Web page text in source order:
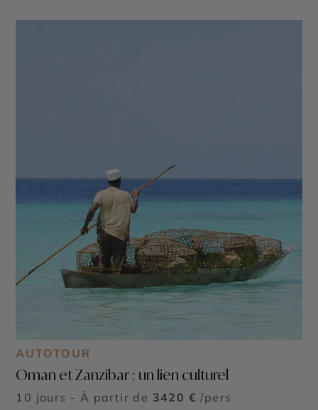
AUTOTOUR
Oman et Zanzibar : un lien culturel
10 jours - À partir de 3420 € /pers